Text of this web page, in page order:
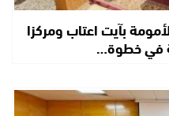
بآيت اعتاب ومركزا
في خطوة…